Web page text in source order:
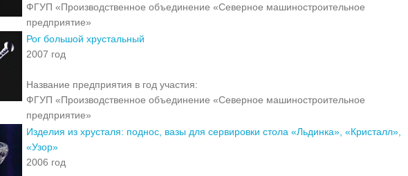
ФГУП «Производственное объединение «Северное машиностроительное
предприятие»
Рог большой хрустальный
2007 год
Название предприятия в год участия:
ФГУП «Производственное объединение «Северное машиностроительное
предприятие»
Изделия из хрусталя: поднос, вазы для сервировки стола «Льдинка», «Кристалл»,
«Узор»
2006 год